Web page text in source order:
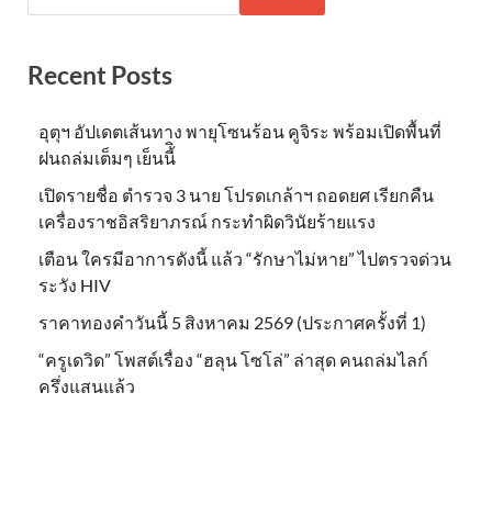
Recent Posts
อุตุฯ อัปเดตเส้นทาง พายุโซนร้อน คูจิระ พร้อมเปิดพื้นที่
ฝนถล่มเต็มๆ เย็นนี้ิ
เปิดรายชื่อ ตำรวจ 3 นาย โปรดเกล้าฯ ถอดยศ เรียกคืน
เครื่องราชอิสริยาภรณ์ กระทำผิดวินัยร้ายแรง
เตือน ใครมีอาการดังนี้ แล้ว “รักษาไม่หาย” ไปตรวจด่วน
ระวัง HIV
ราคาทองคำวันนี้ 5 สิงหาคม 2569 (ประกาศครั้งที่ 1)
“ครูเดวิด” โพสต์เรื่อง “ฮลุน โซโล่” ล่าสุด คนถล่มไลก์
ครึ่งแสนแล้ว